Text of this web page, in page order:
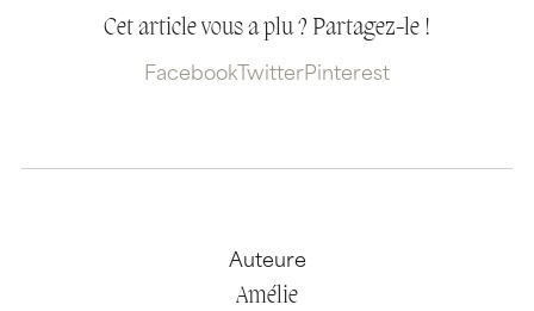
Cet article vous a plu ? Partagez-le !
Facebook TwitterPinterest
Auteure
Amélie